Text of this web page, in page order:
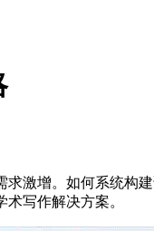
求激增。如何系统
写作解决方案。